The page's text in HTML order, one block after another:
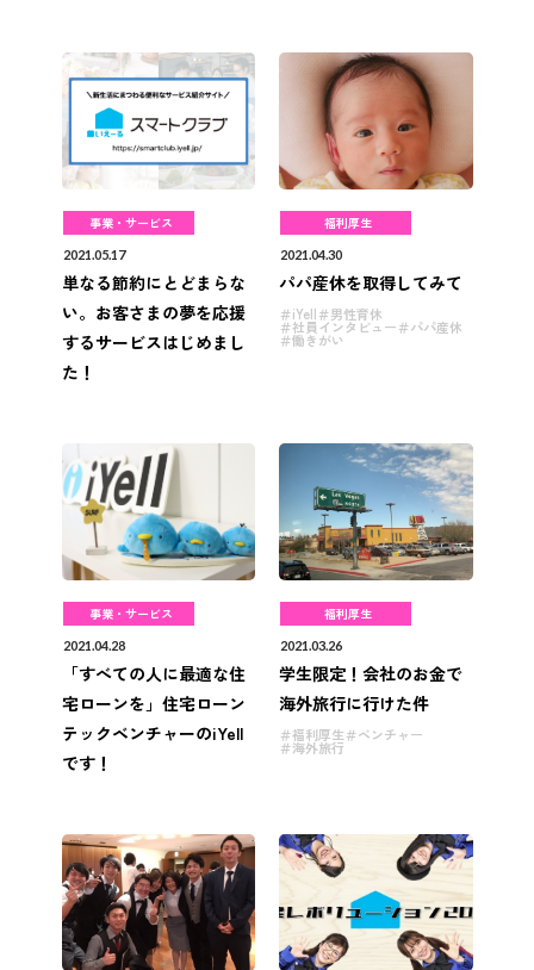
事業・サービス
2021.05.17
単なる節約にとどまらな
い。お客さまの夢を応援
するサービスはじめまし
た！
福利厚生
2021.04.30
パパ産休を取得してみて
iYell 男性育休
社員インタビュー パパ産休
働きがい
事業・サービス
2021.04.28
「すべての人に最適な住
宅ローンを」住宅ローン
テックベンチャーのiYell
です！
福利厚生
2021.03.26
学生限定！会社のお金で
海外旅行に行けた件
福利厚生 ベンチャー
海外旅行